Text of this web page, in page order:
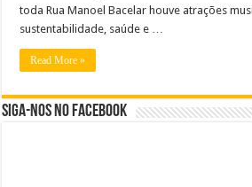
toda Rua Manoel Bacelar houve atrações
sustentabilidade, saúde e …
Read More »
Siga-nos no Facebook